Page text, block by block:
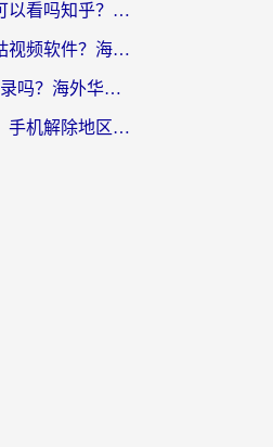
央视影音在海外可以看吗知乎？留学生亲测：3步解决地域限制+追剧自由
在国外怎么看咪咕视频软件？海外党亲测有效的回国加速方案
12123在国外能登录吗？海外华人必看的回国加速实用指南
海外党追剧必备：手机解除地区限制app怎么选？解决央视视频&国内剧地区限制全指南